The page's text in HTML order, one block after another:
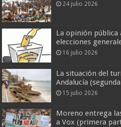
24 julio 2026
La opinión
elecciones
16 julio 2026
La situación del
Andalucía
15 julio 2026
Moreno entrega
a Vox (primera